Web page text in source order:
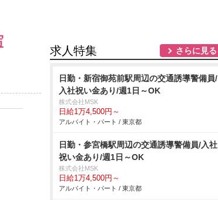
求人特集 さらに見る
日勤・新宿御苑前駅周辺の交通誘導警備員/
入社祝い金あり/週1日～OK
株式会社MSK
日給1万4,500円～
アルバイト・パート / 東京都
日勤・参宮橋駅周辺の交通誘導警備員/入社
祝い金あり/週1日～OK
株式会社MSK
日給1万4,500円～
アルバイト・パート / 東京都